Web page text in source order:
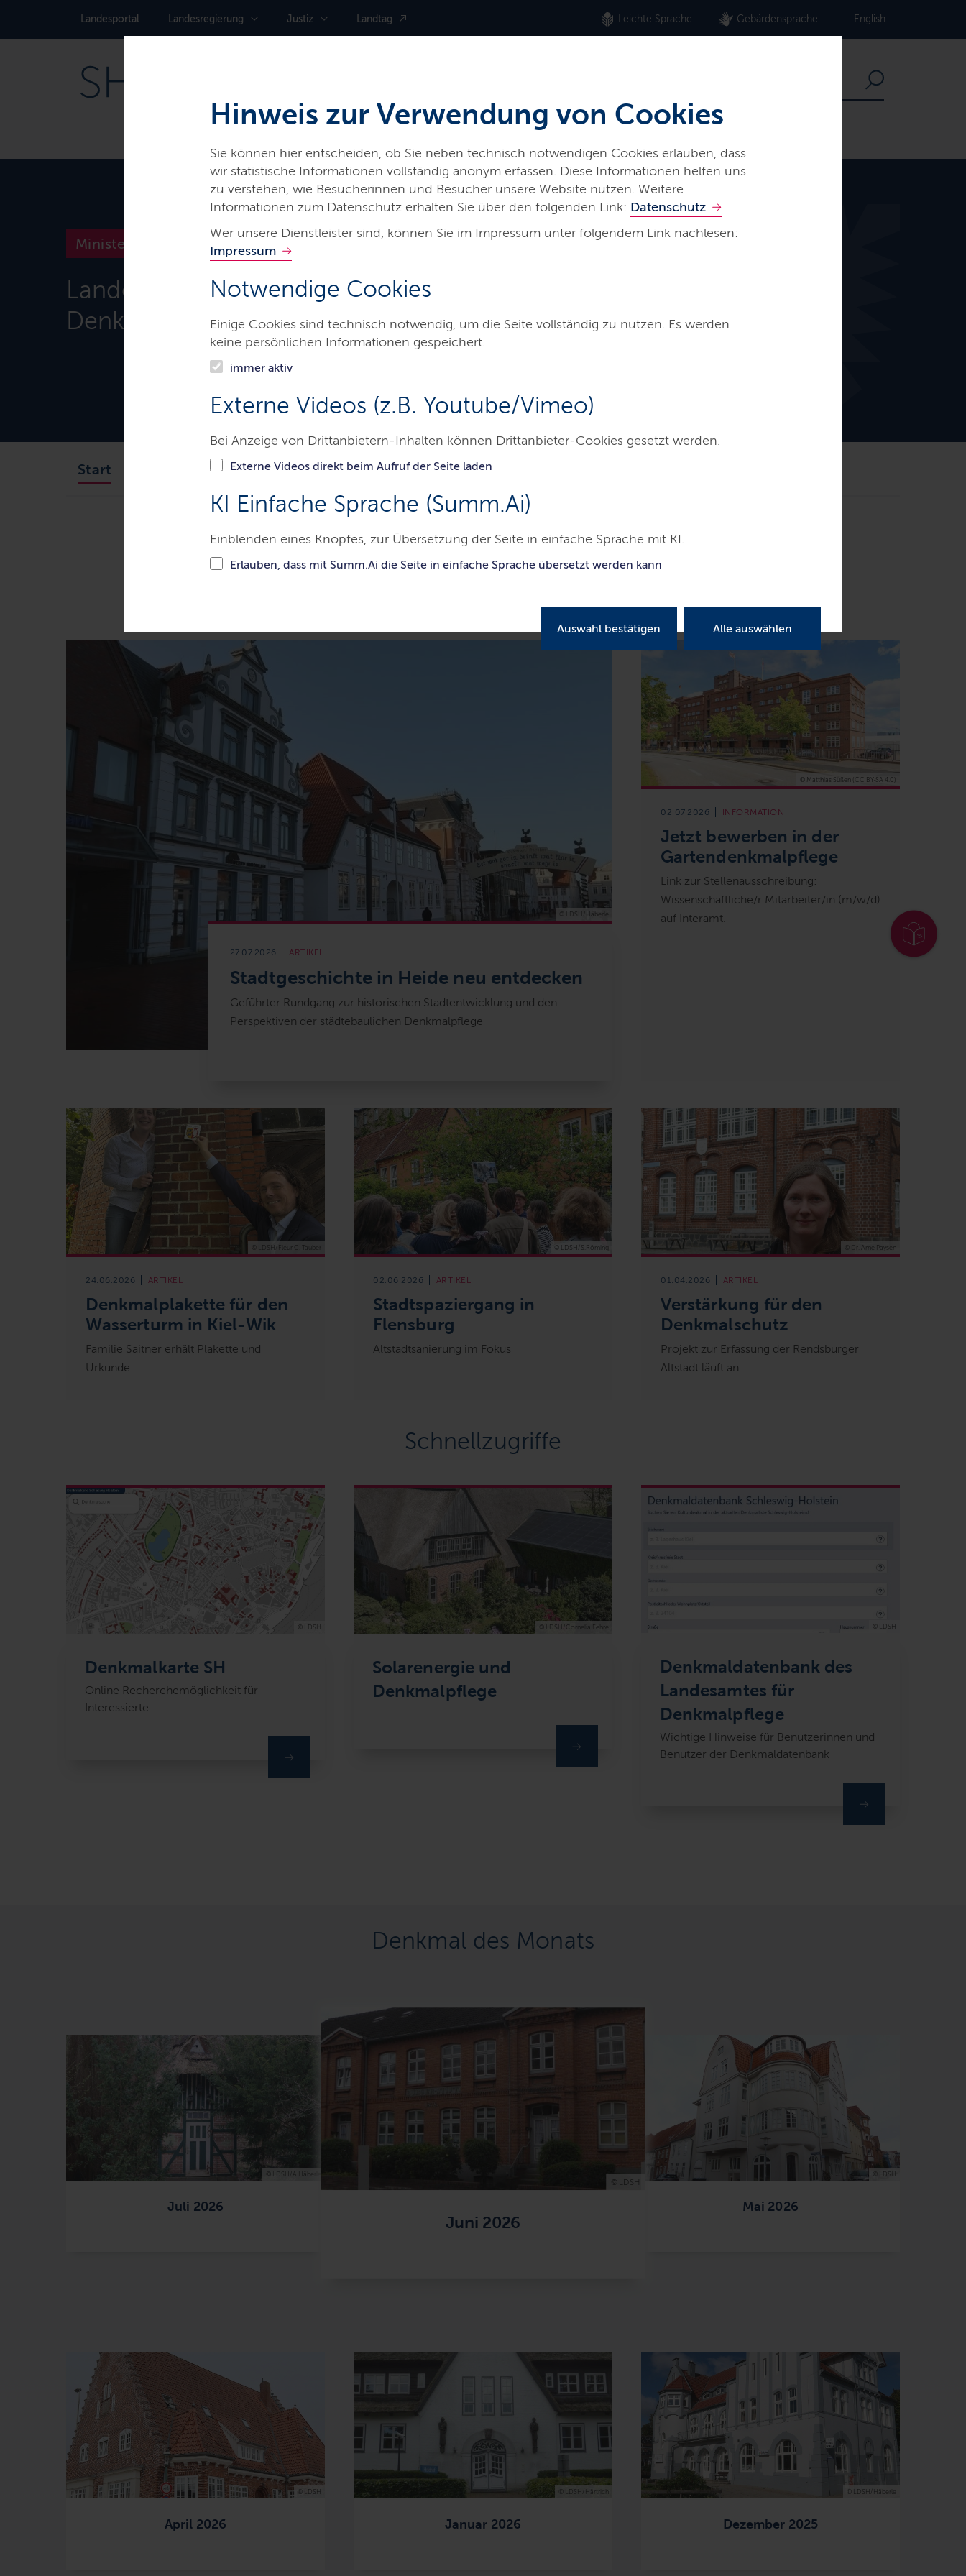
Hinweis zur Verwendung von Cookies
Sie können hier entscheiden, ob Sie neben technisch notwendigen Cookies erlauben, dass
wir statistische Informationen vollständig anonym erfassen. Diese Informationen helfen uns
zu verstehen, wie Besucherinnen und Besucher unsere Website nutzen. Weitere
Informationen zum Datenschutz erhalten Sie über den folgenden Link: Datenschutz
Wer unsere Dienstleister sind, können Sie im Impressum unter folgendem Link nachlesen:
Impressum
Notwendige Cookies
Einige Cookies sind technisch notwendig, um die Seite vollständig zu nutzen. Es werden
keine persönlichen Informationen gespeichert.
immer aktiv
Externe Videos (z.B. Youtube/Vimeo)
Bei Anzeige von Drittanbietern-Inhalten können Drittanbieter-Cookies gesetzt werden.
Externe Videos direkt beim Aufruf der Seite laden
KI Einfache Sprache (Summ.Ai)
Einblenden eines Knopfes, zur Übersetzung der Seite in einfache Sprache mit KI.
Erlauben, dass mit Summ.Ai die Seite in einfache Sprache übersetzt werden kann
Auswahl bestätigen Alle auswählen
Landes­portal Landes­regierung Justiz Landtag Leichte Sprache Gebärdensprache English
Landesamt für
Denkmalpflege
Ministerien & Behörden
Start Organisation Themen Denkmale Aktuelles
Landesamt für Denkmalpflege
Stadtgeschichte in Heide neu entdecken
27.07.2026 ARTIKEL
Geführter Rundgang zur historischen Stadtentwicklung und den
Perspektiven der städtebaulichen Denkmalpflege
© LDSH/Häberle
Jetzt bewerben in der
Gartendenkmalpflege
02.07.2026 INFORMATION
Link zur Stellenausschreibung:
Wissenschaftliche/r Mitarbeiter/in (m/w/d)
auf Interamt.
© Matthias Süßen (CC BY-SA 4.0)
Denkmalplakette für den
Wasserturm in Kiel-Wik
24.06.2026 ARTIKEL
Familie Saitner erhält Plakette und
Urkunde
© LDSH/Fleur C. Tauber
Stadtspaziergang in
Flensburg
02.06.2026 ARTIKEL
Altstadtsanierung im Fokus
© LDSH/S.Röming
Verstärkung für den
Denkmalschutz
01.04.2026 ARTIKEL
Projekt zur Erfassung der Rendsburger
Altstadt läuft an
© Dr. Arne Paysen
Schnellzugriffe
Denkmalkarte SH
Online Recherchemöglichkeit für
Interessierte
© LDSH
Solarenergie und
Denkmalpflege
© LDSH/Cornelia Fehre
Denkmaldatenbank des
Landesamtes für
Denkmalpflege
Wichtige Hinweise für Benutzerinnen und
Benutzer der Denkmaldatenbank
© LDSH
Denkmal des Monats
Juli 2026
© LDSH/A.Häberle
Juni 2026
© LDSH
Mai 2026
© LDSH
April 2026
© LDSH
Januar 2026
© LDSH/Härtrich
Dezember 2025
© LDSH/Häberle